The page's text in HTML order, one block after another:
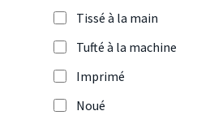
Tissé à la main
Tufté à la machine
Imprimé
Noué